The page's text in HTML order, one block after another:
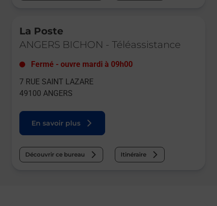
La Poste
ANGERS BICHON - Téléassistance
Fermé - ouvre mardi à 09h00
7 RUE SAINT LAZARE
49100 ANGERS
En savoir plus
Découvrir ce bureau Itinéraire